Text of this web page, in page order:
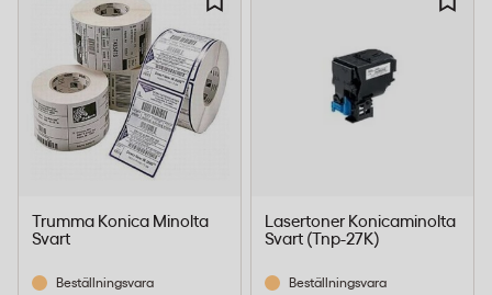
Trumma Konica Minolta
Svart
Beställningsvara
Lasertoner Konicaminolta
Svart (Tnp-27K)
Beställningsvara